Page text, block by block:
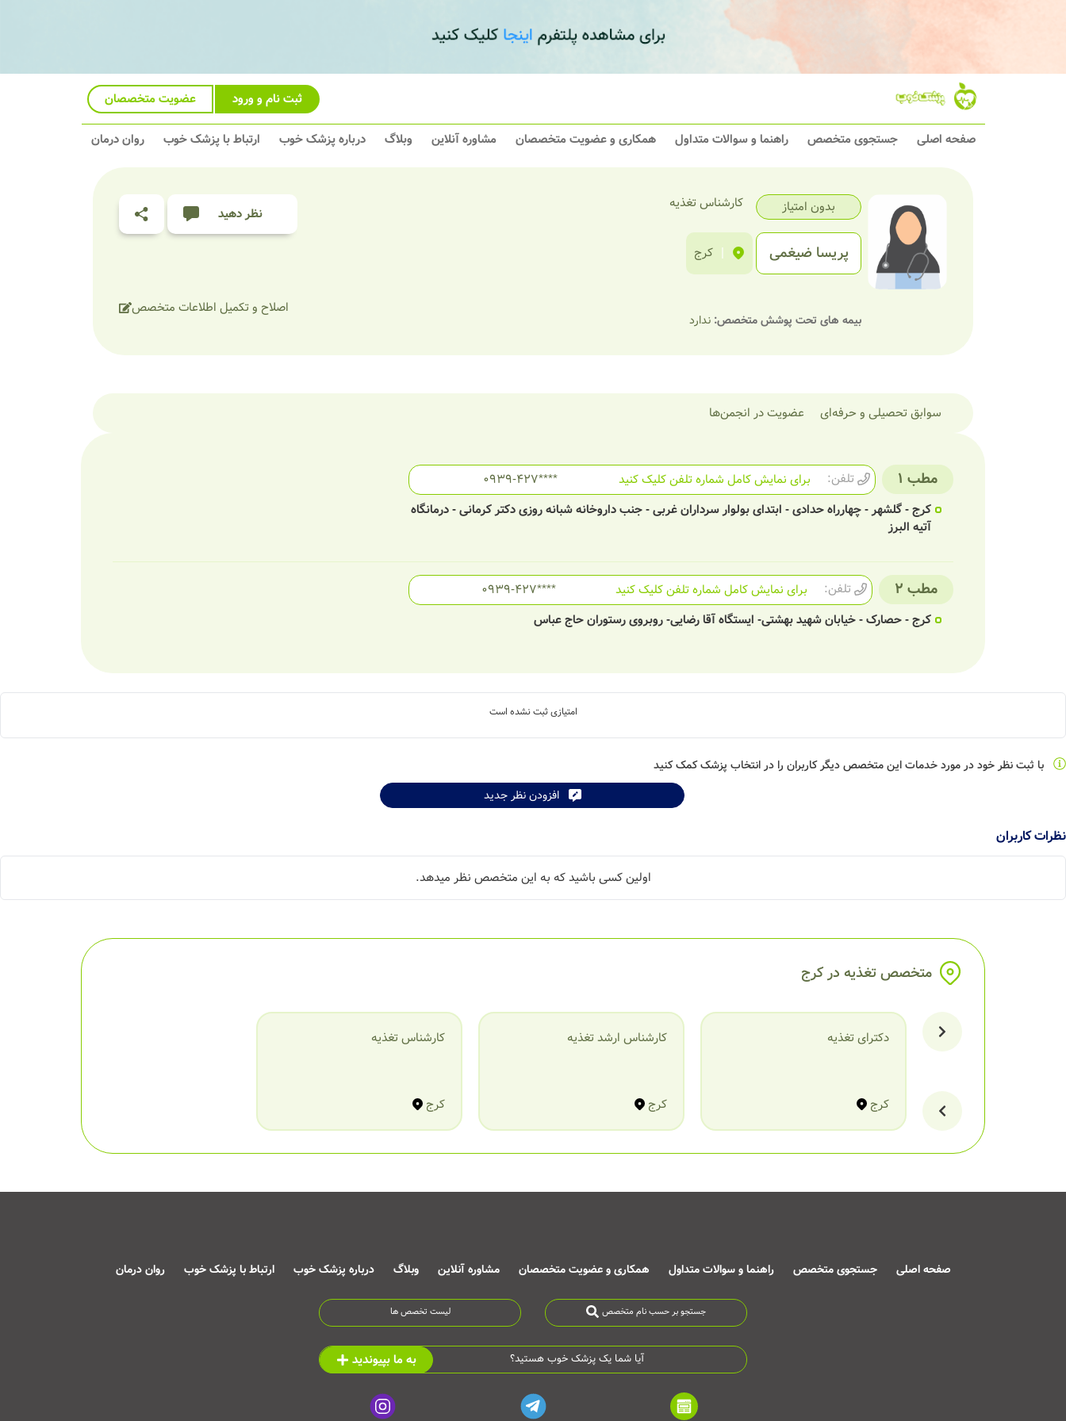
ثبت نام و ورود عضویت متخصصان
صفحه اصلی جستجوی متخصص راهنما و سوالات متداول همکاری و عضویت متخصصان مشاوره آنلاین وبلاگ درباره پزشک خوب ارتباط با پزشک خوب روان درمان
بدون امتیاز کارشناس تغذیه
پریسا ضیغمی | کرج
بیمه های تحت پوشش متخصص:ندارد
نظر دهید
اصلاح و تکمیل اطلاعات متخصص
سوابق تحصیلی و حرفه‌ای عضویت در انجمن‌ها
مطب 1 تلفن: 0939-427****
برای نمایش کامل شماره تلفن کلیک کنید
کرج - گلشهر - چهارراه حدادی - ابتدای بولوار سرداران غربی - جنب داروخانه شبانه روزی دکتر کرمانی - درمانگاه
آتیه البرز
مطب 2 تلفن: 0939-427****
برای نمایش کامل شماره تلفن کلیک کنید
کرج - حصارک - خیابان شهید بهشتی- ایستگاه آقا رضایی- روبروی رستوران حاج عباس
امتیازی ثبت نشده است
با ثبت نظر خود در مورد خدمات این متخصص دیگر کاربران را در انتخاب پزشک کمک کنید
افزودن نظر جدید
نظرات کاربران
اولین کسی باشید که به این متخصص نظر میدهد.
متخصص تغذیه در کرج
دکترای تغذیه
کرج
کارشناس ارشد تغذیه
کرج
کارشناس تغذیه
کرج
صفحه اصلی جستجوی متخصص راهنما و سوالات متداول همکاری و عضویت متخصصان مشاوره آنلاین وبلاگ درباره پزشک خوب ارتباط با پزشک خوب روان درمان
جستجو بر حسب نام متخصص لیست تخصص ها
آیا شما یک پزشک خوب هستید؟ به ما بپیوندید